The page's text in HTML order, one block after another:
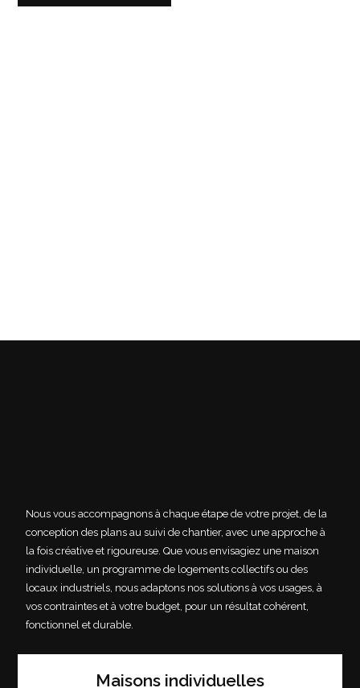
Nous vous accompagnons à chaque étape de votre projet, de la
conception des plans au suivi de chantier, avec une approche à
la fois créative et rigoureuse. Que vous envisagiez une maison
individuelle, un programme de logements collectifs ou des
locaux industriels, nous adaptons nos solutions à vos usages, à
vos contraintes et à votre budget, pour un résultat cohérent,
fonctionnel et durable.
Maisons individuelles